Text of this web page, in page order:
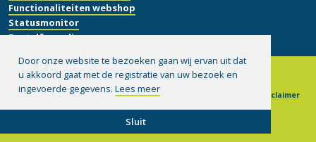
Door onze website te bezoeken gaan wij ervan uit dat
u akkoord gaat met de registratie van uw bezoek en
ingevoerde gegevens. Lees meer
Sluit
Functionaliteiten webshop
Statusmonitor
Bestelformulier
© 1999-2026 Sieronline B.V. | Algemene voorwaarden
Disclaimer